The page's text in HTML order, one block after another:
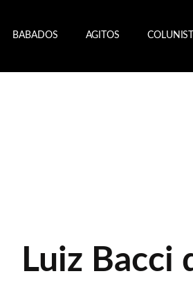
BABADOS AGITOS
Luiz Bacci